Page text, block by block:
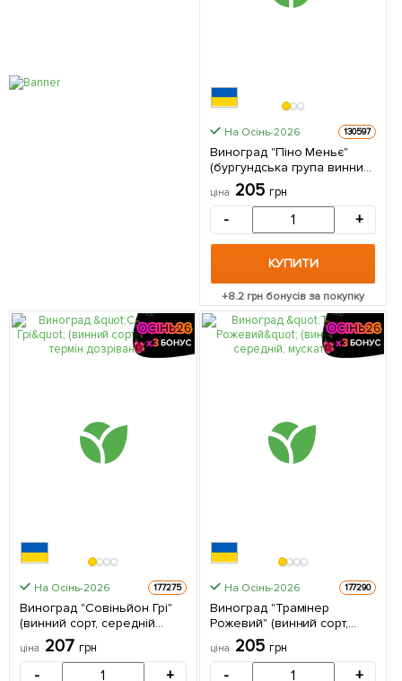
На Осінь-2026 130597
Виноград "Піно Меньє"
(бургундська група винних
сортів) 1 саджанець в
упаковці
ціна 205 грн
- +
КУПИТИ
+8.2грн бонусів за покупку
На Осінь-2026 177275
Виноград "Совіньйон Грі"
(винний сорт, середній
термін дозрівання) 1
саджанець в упаковці
ціна 207 грн
- +
На Осінь-2026 177290
Виноград "Трамінер
Рожевий" (винний сорт,
середній, мускатний) 1
саджанець в упаковці
ціна 205 грн
- +